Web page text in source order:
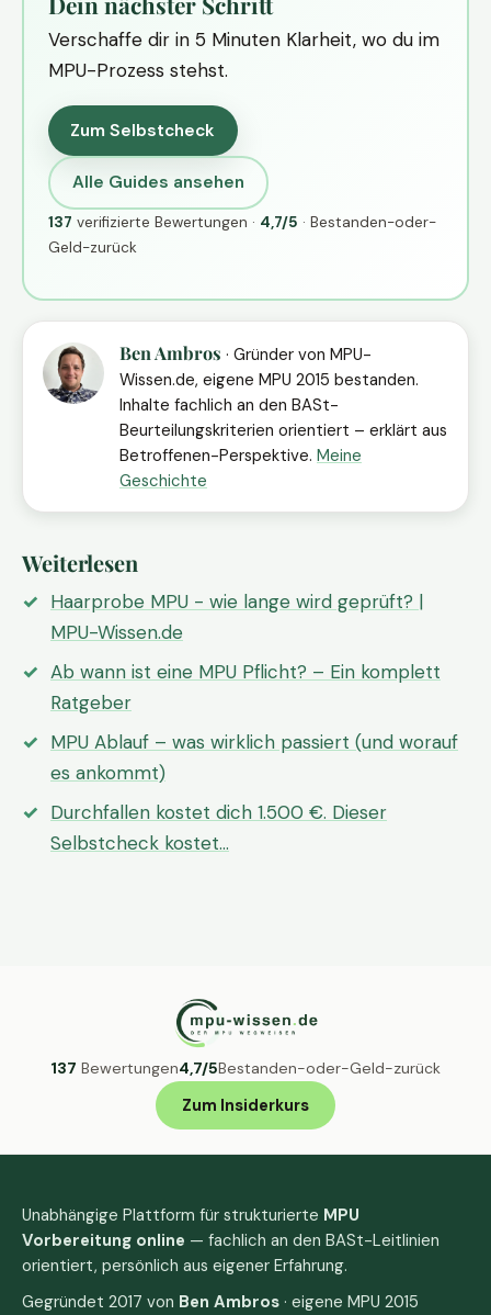
Verschaffe dir in 5 Minuten Klarheit, wo du im
MPU-Prozess stehst.
Zum Selbstcheck
Alle Guides ansehen
137 verifizierte Bewertungen · 4,7/5 · Bestanden-oder-
Geld-zurück
Ben Ambros · Gründer von MPU-
Wissen.de, eigene MPU 2015 bestanden.
Inhalte fachlich an den BASt-
Beurteilungskriterien orientiert – erklärt aus
Betroffenen-Perspektive. Meine
Geschichte
Weiterlesen
Haarprobe MPU - wie lange wird geprüft? |
MPU-Wissen.de
Ab wann ist eine MPU Pflicht? – Ein komplett
Ratgeber
MPU Ablauf – was wirklich passiert (und worauf
es ankommt)
Durchfallen kostet dich 1.500 €. Dieser
Selbstcheck kostet…
137 Bewertungen4,7/5Bestanden-oder-Geld-zurück
Zum Insiderkurs
Unabhängige Plattform für strukturierte MPU
Vorbereitung online — fachlich an den BASt-Leitlinien
orientiert, persönlich aus eigener Erfahrung.
Gegründet 2017 von Ben Ambros · eigene MPU 2015